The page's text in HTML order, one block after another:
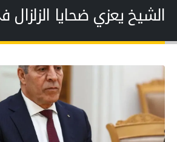
الشيخ يعزي ضحايا